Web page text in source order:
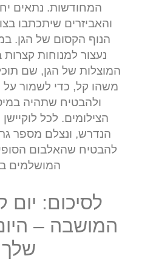
המחודשות. נתאים
והאביזרים שיתכתבו
הנוף הקסום של הגן.
נעצור למנוחות קצרות
המוצלות של הגן, שם
משהו קל, כדי לשמור על
ולהבטיח שתהיה
הצילומים. לכל
הנדרש, ונצלם מספר
להבטיח שהאלבום
המושלמים
לסיכום: יום
המושבה –
שלך